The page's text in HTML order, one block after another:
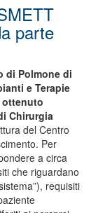
parte
di Polmone di
e Terapie
ottenuto
Chirurgia
del Centro
Per
a circa
che riguardano
requisiti